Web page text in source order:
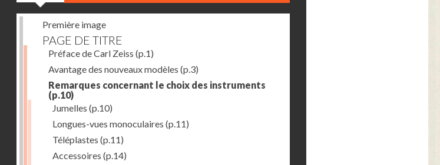
Première image
PAGE DE TITRE
Préface de Carl Zeiss (p.1)
Avantage des nouveaux modèles (p.3)
Remarques concernant le choix des instruments
(p.10)
Jumelles (p.10)
Longues-vues monoculaires (p.11)
Téléplastes (p.11)
Accessoires (p.14)